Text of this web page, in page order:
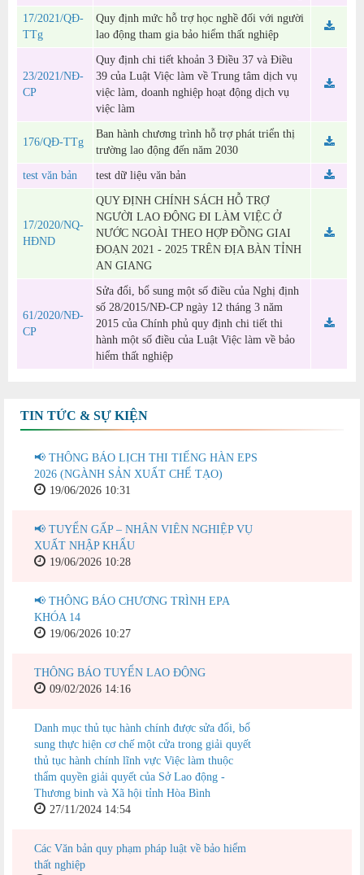
17/2021/QĐ-
TTg
Quy định mức hỗ trợ học nghề đối với người
lao động tham gia bảo hiểm thất nghiệp
23/2021/NĐ-
CP
Quy định chi tiết khoản 3 Điều 37 và Điều
39 của Luật Việc làm về Trung tâm dịch vụ
việc làm, doanh nghiệp hoạt động dịch vụ
việc làm
176/QĐ-TTg
Ban hành chương trình hỗ trợ phát triển thị
trường lao động đến năm 2030
test văn bản test dữ liệu văn bản
17/2020/NQ-
HĐND
QUY ĐỊNH CHÍNH SÁCH HỖ TRỢ
NGƯỜI LAO ĐỘNG ĐI LÀM VIỆC Ở
NƯỚC NGOÀI THEO HỢP ĐỒNG GIAI
ĐOẠN 2021 - 2025 TRÊN ĐỊA BÀN TỈNH
AN GIANG
61/2020/NĐ-
CP
Sửa đổi, bổ sung một số điều của Nghị định
số 28/2015/NĐ-CP ngày 12 tháng 3 năm
2015 của Chính phủ quy định chi tiết thi
hành một số điều của Luật Việc làm về bảo
hiểm thất nghiệp
TIN TỨC & SỰ KIỆN
📢 THÔNG BÁO LỊCH THI TIẾNG HÀN EPS
2026 (NGÀNH SẢN XUẤT CHẾ TẠO)
19/06/2026 10:31
📢 TUYỂN GẤP – NHÂN VIÊN NGHIỆP VỤ
XUẤT NHẬP KHẨU
19/06/2026 10:28
📢 THÔNG BÁO CHƯƠNG TRÌNH EPA
KHÓA 14
19/06/2026 10:27
THÔNG BÁO TUYỂN LAO ĐỘNG
09/02/2026 14:16
Danh mục thủ tục hành chính được sửa đổi, bổ
sung thực hiện cơ chế một cửa trong giải quyết
thủ tục hành chính lĩnh vực Việc làm thuộc
thẩm quyền giải quyết của Sở Lao động -
Thương binh và Xã hội tỉnh Hòa Bình
27/11/2024 14:54
Các Văn bản quy phạm pháp luật về bảo hiểm
thất nghiệp